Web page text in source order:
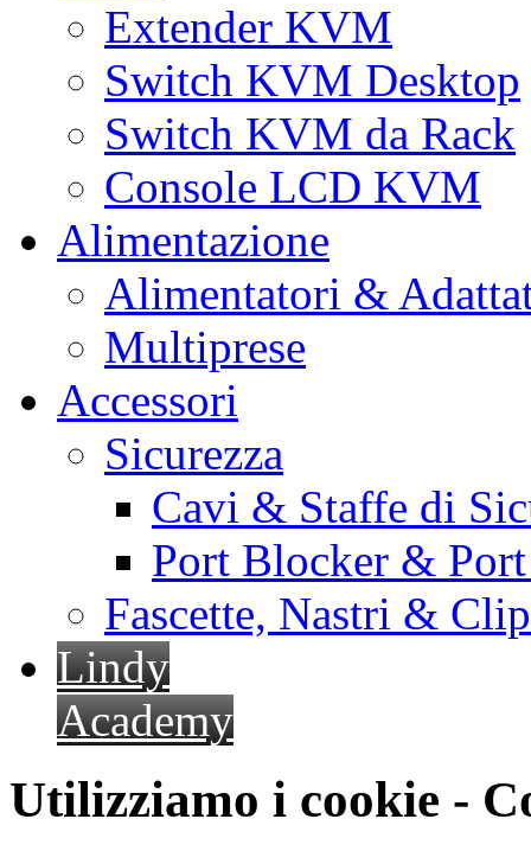
Extender KVM
Switch KVM Desktop
Switch KVM da Rack
Console LCD KVM
Alimentazione
Alimentatori &
Multiprese
Accessori
Sicurezza
Cavi & Staffe di
Port Blocker &
Fascette, Nastri &
Lindy
Academy
Utilizziamo i cookie -